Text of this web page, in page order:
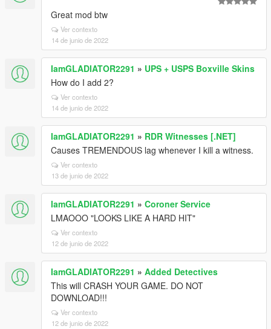
Great mod btw
Ver contexto
14 de junio de 2022
IamGLADIATOR2291 » UPS + USPS Boxville Skins
How do I add 2?
Ver contexto
14 de junio de 2022
IamGLADIATOR2291 » RDR Witnesses [.NET]
Causes TREMENDOUS lag whenever I kill a witness.
Ver contexto
13 de junio de 2022
IamGLADIATOR2291 » Coroner Service
LMAOOO "LOOKS LIKE A HARD HIT"
Ver contexto
12 de junio de 2022
IamGLADIATOR2291 » Added Detectives
This will CRASH YOUR GAME. DO NOT
DOWNLOAD!!!
Ver contexto
12 de junio de 2022